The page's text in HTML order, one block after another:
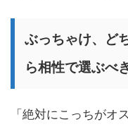
ぶっちゃけ、ど
ら相性で選ぶべ
「絶対にこっちがオ